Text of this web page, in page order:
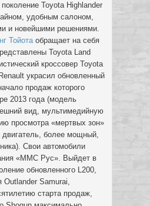
Toyota Highlander
удобным салоном,
и новейшими решениями.
Тойотаобращает на себя
Toyota Land
кроссовер Toyota
украсил обновленный
продаж которого
2013 года (модель
вид, мультимедийную
просмотра «мертвых зон»
более мощный,
Свои автомобили
«ММС Рус». Выйдет в
обновленного L200,
Outlander Samurai,
старта продаж,